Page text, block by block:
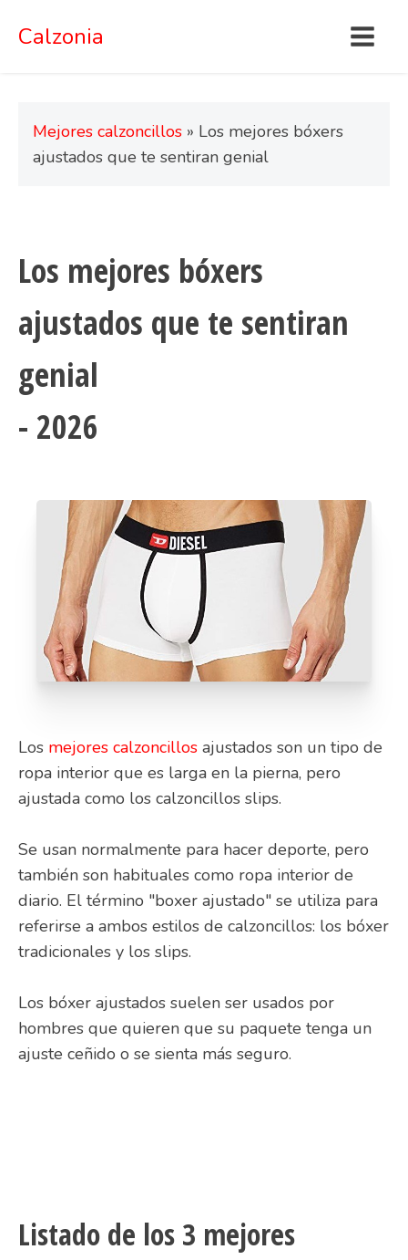
Calzonia
Mejores calzoncillos » Los mejores bóxers
ajustados que te sentiran genial
Los mejores bóxers
ajustados que te sentiran
genial
- 2026
Los mejores calzoncillos ajustados son un tipo de
ropa interior que es larga en la pierna, pero
ajustada como los calzoncillos slips.
Se usan normalmente para hacer deporte, pero
también son habituales como ropa interior de
diario. El término "boxer ajustado" se utiliza para
referirse a ambos estilos de calzoncillos: los bóxer
tradicionales y los slips.
Los bóxer ajustados suelen ser usados por
hombres que quieren que su paquete tenga un
ajuste ceñido o se sienta más seguro.
Listado de los 3 mejores